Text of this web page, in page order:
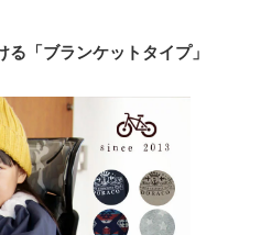
「ブランケットタイプ」